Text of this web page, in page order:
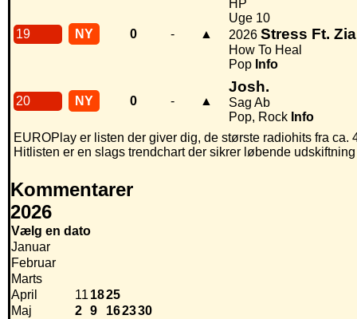
19 NY 0 - ▲
HP
Uge 10
2026 Stress Ft.
How To Heal
Pop Info
20 NY 0 - ▲
Josh.
Sag Ab
Pop, Rock Info
EUROPlay er listen der giver dig, de største radiohits fra
Hitlisten er en slags trendchart der sikrer løbende
Kommentarer
2026
Vælg en dato
Januar
Februar
Marts
April
11 1825
Maj
2 9 162330